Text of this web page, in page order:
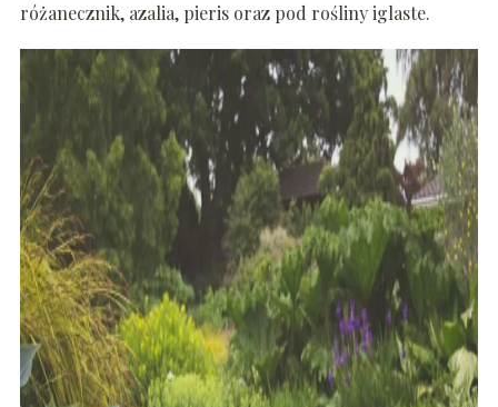
różanecznik, azalia, pieris oraz pod rośliny iglaste.